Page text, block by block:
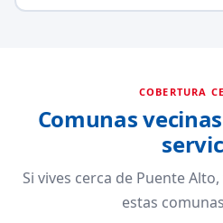
COBERTURA
Comunas
Si vives cerca de Puente
estas